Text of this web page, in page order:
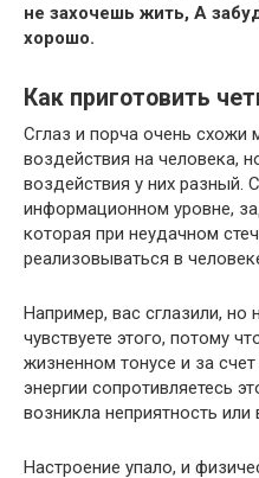
не захочешь жить, А
хорошо.
Как приготовить
Сглаз и порча очень схожи
воздействия на человека,
воздействия у них разный.
информационном уровне,
которая при неудачном
реализовываться в
Например, вас сглазили, но
чувствуете этого, потому
жизненном тонусе и за
энергии сопротивляетесь
возникла неприятность или
Настроение упало, и